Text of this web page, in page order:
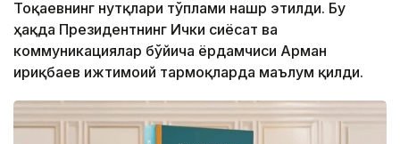
Тоқаевнинг нутқлари тўплами нашр этилди. Бу
ҳақда Президентнинг Ички сиёсат ва
коммуникациялар бўйича ёрдамчиси Арман
Қириқбаев ижтимоий тармоқларда маълум қилди.